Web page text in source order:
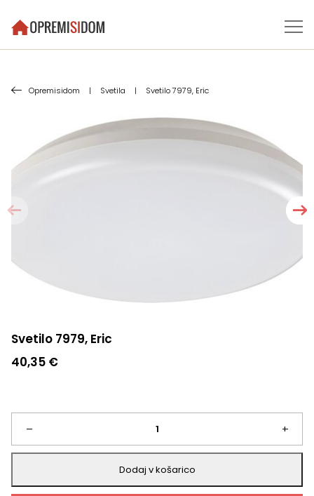
Opremisidom | Svetila | Svetilo 7979, Eric
Svetilo 7979, Eric
40,35 €
–
Svetilo
7979,
Eric
+
Dodaj v košarico